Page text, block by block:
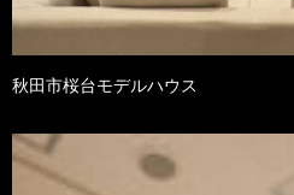
秋田市桜台モデルハウス